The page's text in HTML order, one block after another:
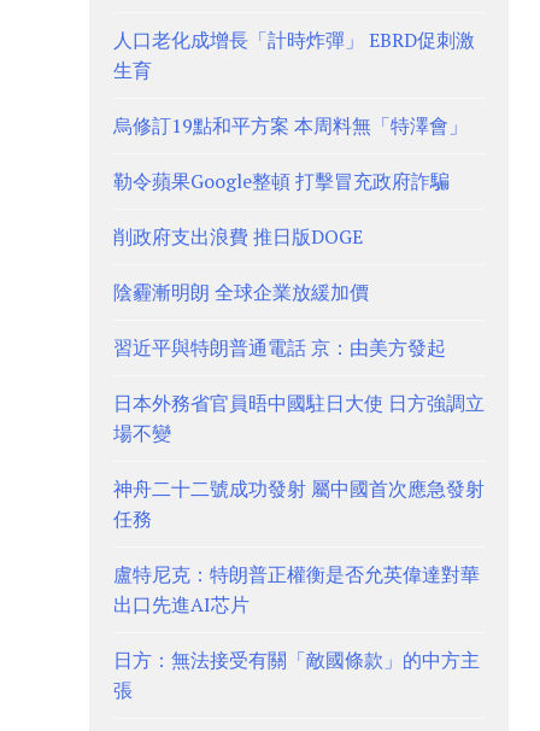
人口老化成增長「計時炸彈」 EBRD促刺激
生育
烏修訂19點和平方案 本周料無「特澤會」
勒令蘋果Google整頓 打擊冒充政府詐騙
削政府支出浪費 推日版DOGE
陰霾漸明朗 全球企業放緩加價
習近平與特朗普通電話 京：由美方發起
日本外務省官員晤中國駐日大使 日方強調立
場不變
神舟二十二號成功發射 屬中國首次應急發射
任務
盧特尼克：特朗普正權衡是否允英偉達對華
出口先進AI芯片
日方：無法接受有關「敵國條款」的中方主
張